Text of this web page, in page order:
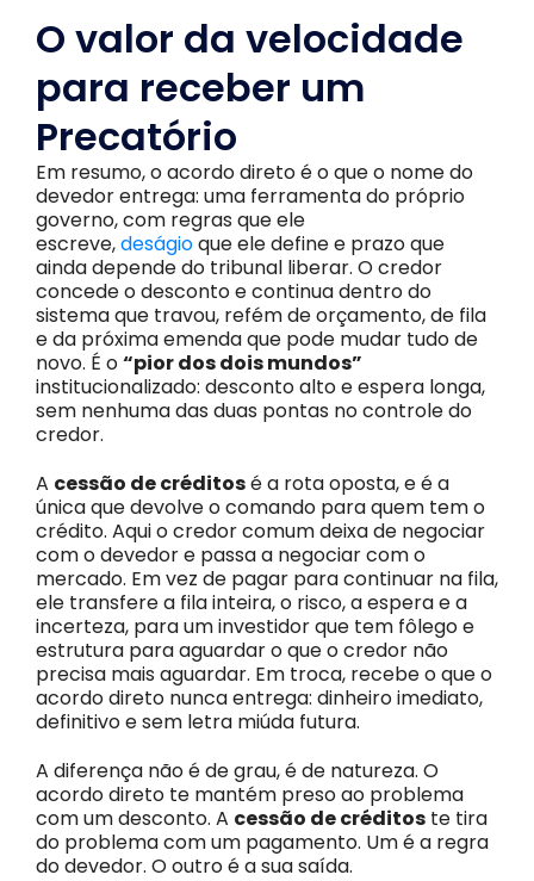
O valor da velocidade
para receber um
Precatório
Em resumo, o acordo direto é o que o nome do
devedor entrega: uma ferramenta do próprio
governo, com regras que ele
escreve,deságioque ele define e prazo que
ainda depende do tribunal liberar. O credor
concede o desconto e continua dentro do
sistema que travou, refém de orçamento, de fila
e da próxima emenda que pode mudar tudo de
novo. É o“pior dos dois mundos”
institucionalizado: desconto alto e espera longa,
sem nenhuma das duas pontas no controle do
credor.
A cessão de créditosé a rota oposta, e é a
única que devolve o comando para quem tem o
crédito. Aqui o credor comum deixa de negociar
com o devedor e passa a negociar com o
mercado. Em vez de pagar para continuar na fila,
ele transfere a fila inteira, o risco, a espera e a
incerteza, para um investidor que tem fôlego e
estrutura para aguardar o que o credor não
precisa mais aguardar. Em troca, recebe o que o
acordo direto nunca entrega: dinheiro imediato,
definitivo e sem letra miúda futura.
A diferença não é de grau, é de natureza. O
acordo direto te mantém preso ao problema
com um desconto. A cessão de créditos te tira
do problema com um pagamento. Um é a regra
do devedor. O outro é a sua saída.